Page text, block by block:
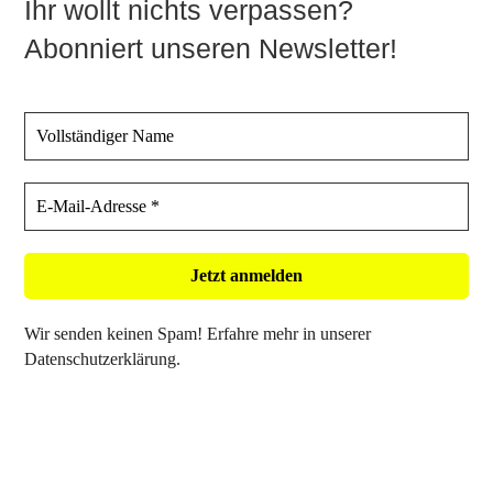
Ihr wollt nichts verpassen?
Abonniert unseren Newsletter!
Wir senden keinen Spam! Erfahre mehr in unserer
Datenschutzerklärung.